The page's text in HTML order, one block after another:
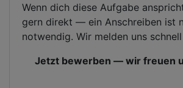
Wenn dich diese Aufgabe
gern direkt — ein Anschreiben ist
notwendig. Wir melden uns
Jetzt bewerben — wir freuen